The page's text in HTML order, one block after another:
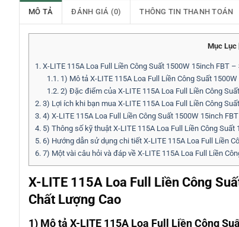
MÔ TẢ ĐÁNH GIÁ (0) THÔNG TIN THANH TOÁN
Mục Lục
1. X-LITE 115A Loa Full Liền Công Suất 1500W 15inch FBT
1.1.1) Mô tả X-LITE 115A Loa Full Liền Công Suất
1.2.2) Đặc điểm của X-LITE 115A Loa Full Liền Công
2. 3) Lợi ích khi bạn mua X-LITE 115A Loa Full Liền Công
3. 4) X-LITE 115A Loa Full Liền Công Suất 1500W 15inch
4. 5) Thông số kỹ thuật X-LITE 115A Loa Full Liền Công Suất
5. 6) Hướng dẫn sử dụng chi tiết X-LITE 115A Loa Full Liền
6. 7) Một vài câu hỏi và đáp về X-LITE 115A Loa Full Liền
X-LITE 115A Loa Full Liền Công
Chất Lượng Cao
1) Mô tả X-LITE 115A Loa Full Liền Công